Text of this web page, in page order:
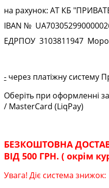
на рахунок: АТ КБ
IBAN № UA
ЕДРПОУ 3103811947
- через платіжну систему
Оберіть при оформленні
/ MasterCard (LiqPay)
БЕЗКОШТОВНА
ВІД 500 ГРН. ( окрім
Увага! Діє система знижок: